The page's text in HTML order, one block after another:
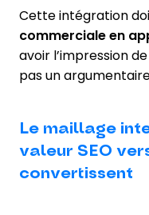
Cette intégration
commerciale en
avoir l’impression
pas un
Le maillage
valeur SEO
convertissent